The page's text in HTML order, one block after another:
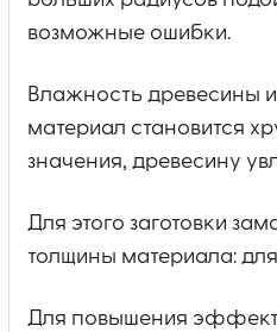
возможные ошибки.
Влажность древесины
материал становится
значения, древесину
Для этого заготовки
толщины материала:
Для повышения